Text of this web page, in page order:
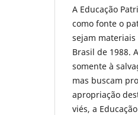
A Educação
como fonte o
sejam
Brasil de 1988.
somente à
mas buscam
apropriação
viés, a